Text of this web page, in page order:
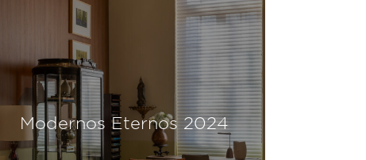
Modernos Eternos 2024